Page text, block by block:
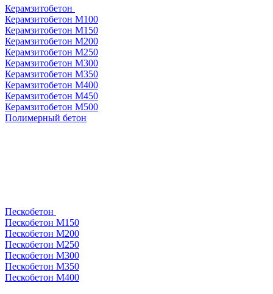
Керамзитобетон
Керамзитобетон М100
Керамзитобетон М150
Керамзитобетон М200
Керамзитобетон М250
Керамзитобетон М300
Керамзитобетон М350
Керамзитобетон М400
Керамзитобетон М450
Керамзитобетон М500
Полимерный бетон
Пескобетон
Пескобетон М150
Пескобетон М200
Пескобетон М250
Пескобетон М300
Пескобетон М350
Пескобетон М400